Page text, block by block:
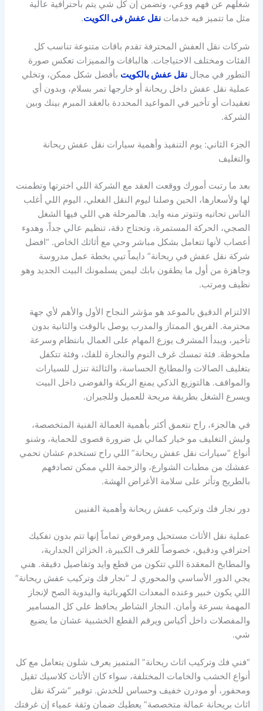
شغلهم عن فهم ووعي، وتضمن إن كل شي يتم باحترافية عالية
مثل ما تتميز فيه خدماتنقل عفش فى الكويت.
شركات نقل العفش المحترفة تقدم باقات متنوعة تناسب كل
الفئات ومختلف الاحتياجات. هالباقات والمميزات تعكس صورة
التطور في مجالنقل عفش بالكويت بأفضل شكل ممكن، وتخلي
عملية نقل عفش داخل ريحانة أو خارجها تمر بسلام، وبدون أي
تعقيدات أو تأخير في المواعيد المحددة بالعقد المبرم بينك وبين
الشركة.
الجزء الثاني: يوم التنفيذ وأهمية سيارات نقل عفش ريحانة
والتغليف
بعد ما رتبت أمورك ووقعت العقد مع الشركة اللي اخترتها وتطمنت
لها ولأسعارها، الحين وصلنا ليوم النقل الفعلي، اليوم اللي أغلب
الناس تحاتيه وتتوتر منه وايد. هالمرحلة هي اللي فيها الشغل
الصجي، الحركة المستمرة، وتحتاج دقة، تنظيم عالي جداً، وهدوء
أعصاب لأنها تتعامل بشكل مباشر وحي مع أثاثك الخاص. “افضل
شركة نقل عفش في ريحانة” دايماً تيي بخطة عمل مدروسة
وجاهزة من أول ما يطقون بابك ليمن يسلمونك البيت الجديد وهو
نظيف ومرتب.
الالتزام الدقيق بالموعد هو مؤشر النجاح الأول والأهم لأي جهة
محترمة. الفريق الممتاز والمدرب يوصل بالوقت والثانية بدون
تأخير، ويبدأ المشرف يوزع المهام على العمال بانتظام وسرعة
ملحوظة. فئة تمسك غرف النوم والنجارة للفك، وفئة تتكفل
بتغليف الصالات والمطابخ الحساسة، والثالثة تنزل للسيارات
والمواقف. هالتوزيع الذكي يمنع الربكة والفوضى داخل البيت
ويسرع الشغل بطريقة مريحة للعميل وللجيران.
في هالجزء، راح نتعمق أكثر بأهمية العمالة الفنية المتخصصة،
وليش التغليف مو خيار كمالي بل ضرورة قصوى للحماية، وشنو
أنواع “سيارات نقل عفش ريحانة” اللي راح تستخدم عشان تحمي
عفشك من مطبات الشوارع، والزحمة اللي ممكن تصادفهم
بالطريج وتأثر على سلامة الأغراض الهشة.
دور نجار فك وتركيب عفش ريحانة وأهمية الفنيين
عملية نقل الأثاث مستحيل ومرفوض تماماً إنها تتم بدون تفكيك
احترافي ودقيق، خصوصاً للغرف الكبيرة، الخزائن الجدارية،
والمطابخ المعقدة اللي تتكون من قطع وايد وتفاصيل دقيقة. هني
يجي الدور الأساسي والمحوري لـ “نجار فك وتركيب عفش ريحانة”
اللي يكون خبير وعنده المعدات الكهربائية واليدوية الصح لإنجاز
المهمة بسرعة وأمان. النجار الشاطر يحافظ على كل المسامير
والمفصلات داخل أكياس ويرقم القطع الخشبية عشان ما يضيع
شي.
“فني فك وتركيب اثاث ريحانة” المتميز يعرف شلون يتعامل مع كل
أنواع الخشب والخامات المختلفة، سواء كان الأثاث كلاسيك ثقيل
ومحفور، أو مودرن خفيف وحساس للخدش. توفير “شركة نقل
اثاث بريحانة عمالة متخصصة” يعطيك ضمان وثقة عمياء إن غرفتك